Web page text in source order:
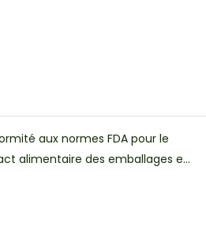
aux normes FDA pour le
alimentaire des emballages en